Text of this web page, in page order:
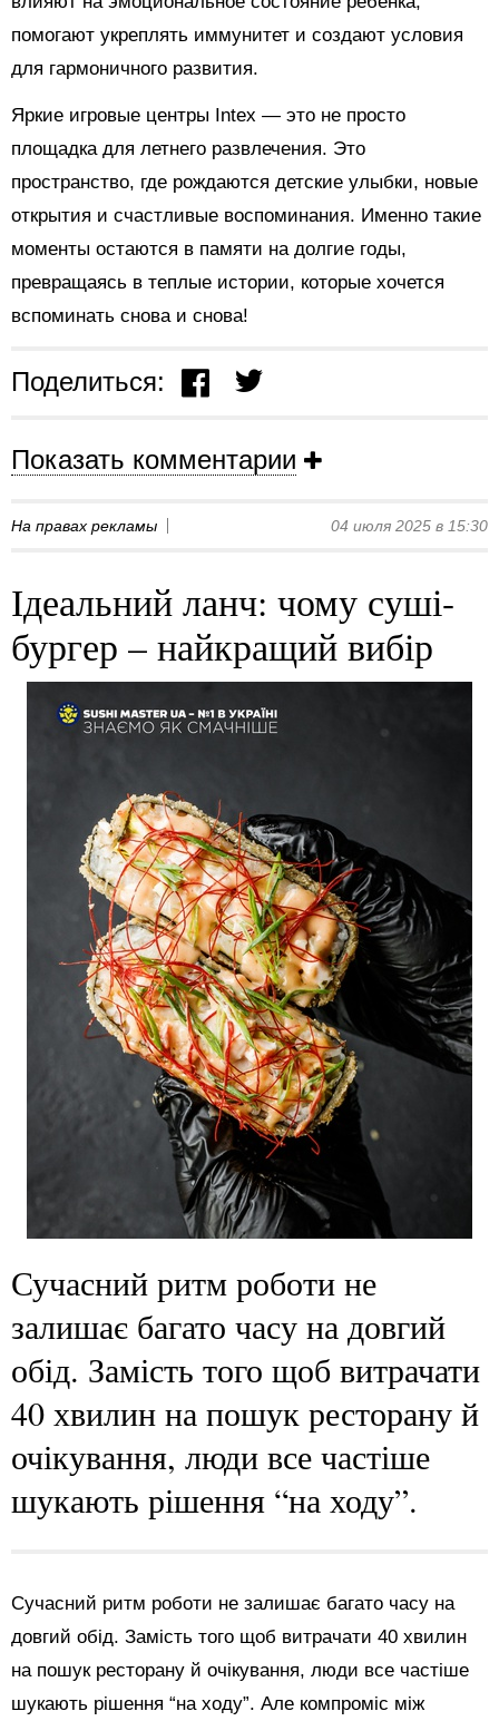
помогают укреплять иммунитет и создают условия
для гармоничного развития.
Яркие игровые центры Intex — это не просто
площадка для летнего развлечения. Это
пространство, где рождаются детские улыбки, новые
открытия и счастливые воспоминания. Именно такие
моменты остаются в памяти на долгие годы,
превращаясь в теплые истории, которые хочется
вспоминать снова и снова!
Поделиться:
Показать комментарии
На правах рекламы 04 июля 2025 в 15:30
Ідеальний ланч: чому суші-
бургер – найкращий вибір
Сучасний ритм роботи не
залишає багато часу на довгий
обід. Замість того щоб витрачати
40 хвилин на пошук ресторану й
очікування, люди все частіше
шукають рішення “на ходу”.
Сучасний ритм роботи не залишає багато часу на
довгий обід. Замість того щоб витрачати 40 хвилин
на пошук ресторану й очікування, люди все частіше
шукають рішення “на ходу”. Але компроміс між